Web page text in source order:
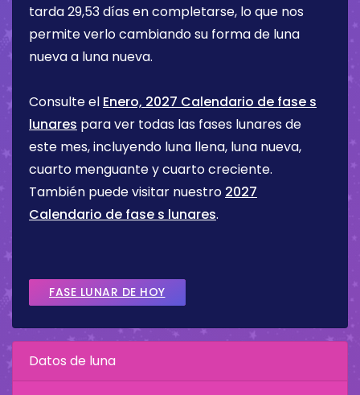
tarda 29,53 días en completarse, lo que nos
permite verlo cambiando su forma de luna
nueva a luna nueva.
Consulte el Enero, 2027 Calendario de fase s
lunares para ver todas las fases lunares de
este mes, incluyendo luna llena, luna nueva,
cuarto menguante y cuarto creciente.
También puede visitar nuestro 2027
Calendario de fase s lunares.
FASE LUNAR DE HOY
Datos de luna